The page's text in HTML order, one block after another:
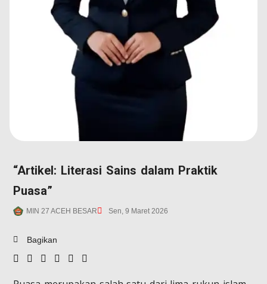
“Artikel: Literasi Sains dalam Praktik
Puasa”
MIN 27 ACEH BESAR Sen, 9 Maret 2026
Bagikan